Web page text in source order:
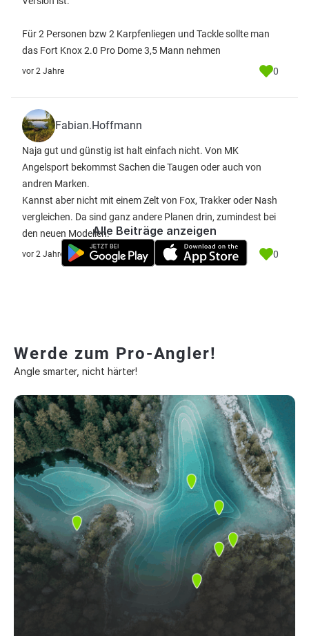
Für 2 Personen bzw 2 Karpfenliegen und Tackle sollte man
das Fort Knox 2.0 Pro Dome 3,5 Mann nehmen
vor 2 Jahre 0
Fabian.Hoffmann
Naja gut und günstig ist halt einfach nicht. Von MK
Angelsport bekommst Sachen die Taugen oder auch von
andren Marken.
Kannst aber nicht mit einem Zelt von Fox, Trakker oder Nash
vergleichen. Da sind ganz andere Planen drin, zumindest bei
den neuen Modellen.
vor 2 Jahre 0
Alle Beiträge anzeigen
Werde zum Pro-Angler!
Angle smarter, nicht härter!